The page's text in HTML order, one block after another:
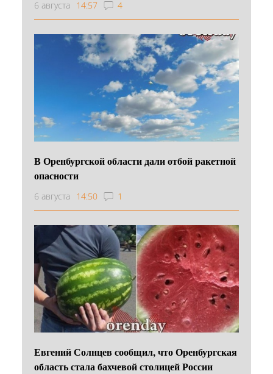
6 августа 14:57 4
В Оренбургской области дали отбой ракетной
опасности
6 августа 14:50 1
Евгений Солнцев сообщил, что Оренбургская
область стала бахчевой столицей России